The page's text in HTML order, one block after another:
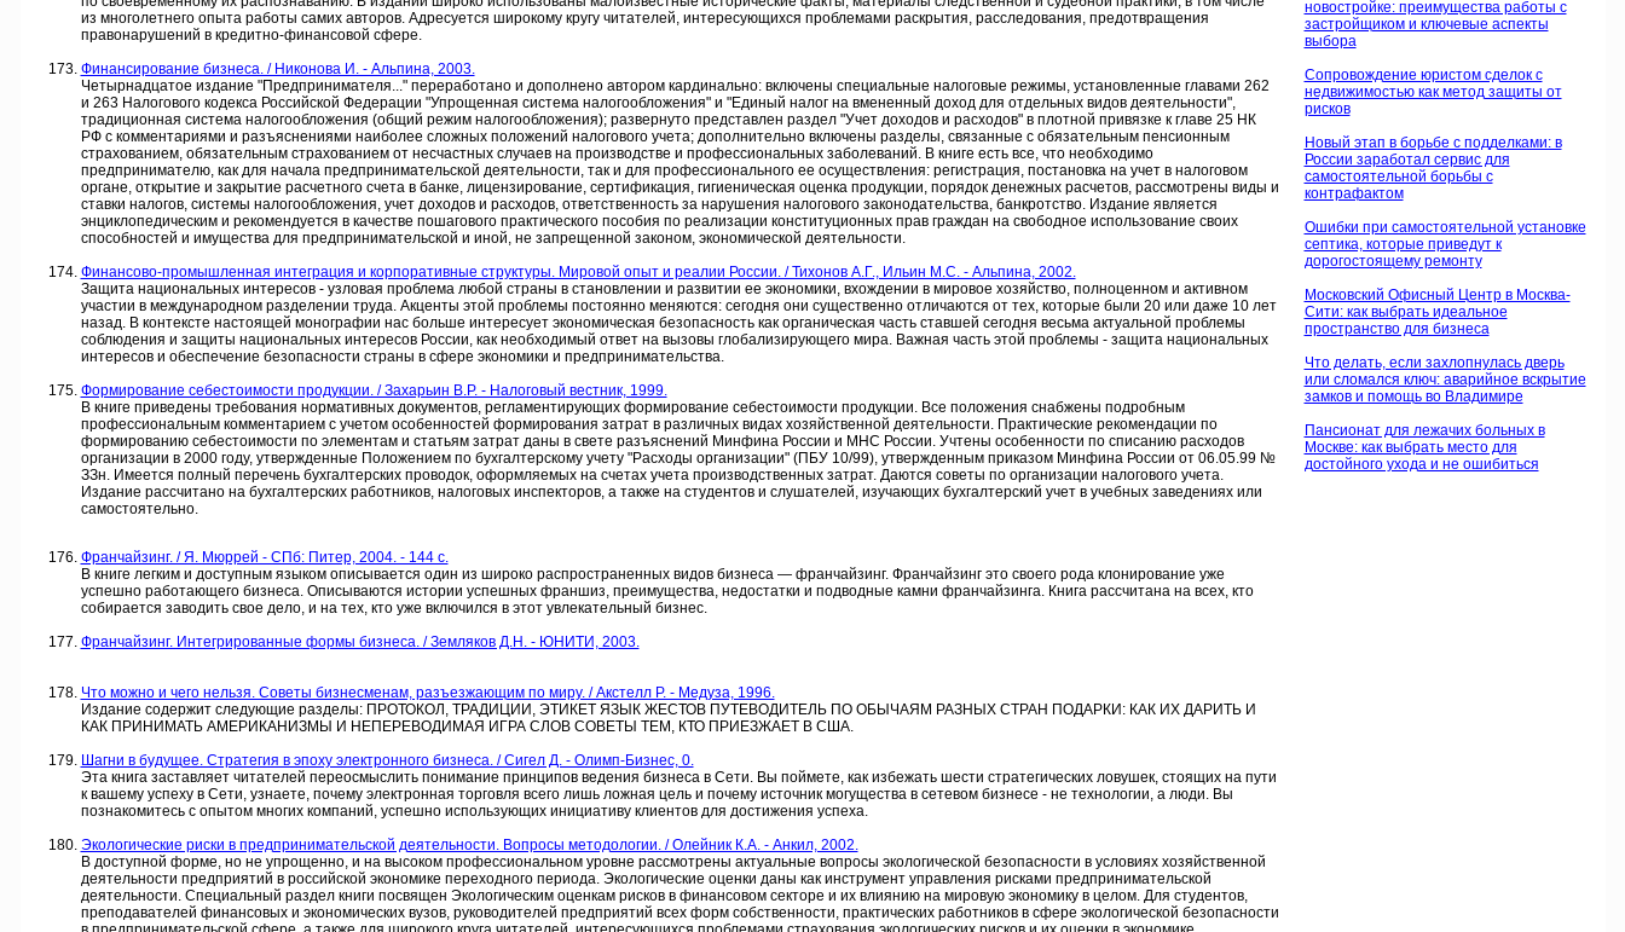
из многолетнего опыта работы самих авторов. Адресуется широкому кругу читателей, интересующихся проблемами раскрытия, расследования, предотвращения
правонарушений в кредитно-финансовой сфере.
Финансирование бизнеса. / Никонова И. - Альпина, 2003.
Четырнадцатое издание "Предпринимателя..." переработано и дополнено автором кардинально: включены специальные налоговые режимы, установленные главами 262
и 263 Налогового кодекса Российской Федерации "Упрощенная система налогообложения" и "Единый налог на вмененный доход для отдельных видов деятельности",
традиционная система налогообложения (общий режим налогообложения); развернуто представлен раздел "Учет доходов и расходов" в плотной привязке к главе 25 НК
РФ с комментариями и разъяснениями наиболее сложных положений налогового учета; дополнительно включены разделы, связанные с обязательным пенсионным
страхованием, обязательным страхованием от несчастных случаев на производстве и профессиональных заболеваний. В книге есть все, что необходимо
предпринимателю, как для начала предпринимательской деятельности, так и для профессионального ее осуществления: регистрация, постановка на учет в налоговом
органе, открытие и закрытие расчетного счета в банке, лицензирование, сертификация, гигиеническая оценка продукции, порядок денежных расчетов, рассмотрены виды и
ставки налогов, системы налогообложения, учет доходов и расходов, ответственность за нарушения налогового законодательства, банкротство. Издание является
энциклопедическим и рекомендуется в качестве пошагового практического пособия по реализации конституционных прав граждан на свободное использование своих
способностей и имущества для предпринимательской и иной, не запрещенной законом, экономической деятельности.
Финансово-промышленная интеграция и корпоративные структуры. Мировой опыт и реалии России. / Тихонов А.Г., Ильин М.С. - Альпина, 2002.
Защита национальных интересов - узловая проблема любой страны в становлении и развитии ее экономики, вхождении в мировое хозяйство, полноценном и активном
участии в международном разделении труда. Акценты этой проблемы постоянно меняются: сегодня они существенно отличаются от тех, которые были 20 или даже 10 лет
назад. В контексте настоящей монографии нас больше интересует экономическая безопасность как органическая часть ставшей сегодня весьма актуальной проблемы
соблюдения и защиты национальных интересов России, как необходимый ответ на вызовы глобализирующего мира. Важная часть этой проблемы - защита национальных
интересов и обеспечение безопасности страны в сфере экономики и предпринимательства.
Формирование себестоимости продукции. / Захарьин В.Р. - Налоговый вестник, 1999.
В книге приведены требования нормативных документов, регламентирующих формирование себестоимости продукции. Все положения снабжены подробным
профессиональным комментарием с учетом особенностей формирования затрат в различных видах хозяйственной деятельности. Практические рекомендации по
формированию себестоимости по элементам и статьям затрат даны в свете разъяснений Минфина России и МНС России. Учтены особенности по списанию расходов
организации в 2000 году, утвержденные Положением по бухгалтерскому учету "Расходы организации" (ПБУ 10/99), утвержденным приказом Минфина России от 06.05.99 №
ЗЗн. Имеется полный перечень бухгалтерских проводок, оформляемых на счетах учета производственных затрат. Даются советы по организации налогового учета.
Издание рассчитано на бухгалтерских работников, налоговых инспекторов, а также на студентов и слушателей, изучающих бухгалтерский учет в учебных заведениях или
самостоятельно.
Франчайзинг. / Я. Мюррей - СПб: Питер, 2004. - 144 с.
В книге легким и доступным языком описывается один из широко распространенных видов бизнеса — франчайзинг. Франчайзинг это своего рода клонирование уже
успешно работающего бизнеса. Описываются истории успешных франшиз, преимущества, недостатки и подводные камни франчайзинга. Книга рассчитана на всех, кто
собирается заводить свое дело, и на тех, кто уже включился в этот увлекательный бизнес.
Франчайзинг. Интегрированные формы бизнеса. / Земляков Д.Н. - ЮНИТИ, 2003.
Что можно и чего нельзя. Советы бизнесменам, разъезжающим по миру. / Акстелл Р. - Медуза, 1996.
Издание содержит следующие разделы: ПРОТОКОЛ, ТРАДИЦИИ, ЭТИКЕТ ЯЗЫК ЖЕСТОВ ПУТЕВОДИТЕЛЬ ПО ОБЫЧАЯМ РАЗНЫХ СТРАН ПОДАРКИ: КАК ИХ ДАРИТЬ И
КАК ПРИНИМАТЬ АМЕРИКАНИЗМЫ И НЕПЕРЕВОДИМАЯ ИГРА СЛОВ СОВЕТЫ ТЕМ, КТО ПРИЕЗЖАЕТ В США.
Шагни в будущее. Стратегия в эпоху электронного бизнеса. / Сигел Д. - Олимп-Бизнес, 0.
Эта книга заставляет читателей переосмыслить понимание принципов ведения бизнеса в Сети. Вы поймете, как избежать шести стратегических ловушек, стоящих на пути
к вашему успеху в Сети, узнаете, почему электронная торговля всего лишь ложная цель и почему источник могущества в сетевом бизнесе - не технологии, а люди. Вы
познакомитесь с опытом многих компаний, успешно использующих инициативу клиентов для достижения успеха.
Экологические риски в предпринимательской деятельности. Вопросы методологии. / Олейник К.А. - Анкил, 2002.
В доступной форме, но не упрощенно, и на высоком профессиональном уровне рассмотрены актуальные вопросы экологической безопасности в условиях хозяйственной
деятельности предприятий в российской экономике переходного периода. Экологические оценки даны как инструмент управления рисками предпринимательской
деятельности. Специальный раздел книги посвящен Экологическим оценкам рисков в финансовом секторе и их влиянию на мировую экономику в целом. Для студентов,
преподавателей финансовых и экономических вузов, руководителей предприятий всех форм собственности, практических работников в сфере экологической безопасности
новостройке: преимущества работы с
застройщиком и ключевые аспекты
выбора
Сопровождение юристом сделок с
недвижимостью как метод защиты от
рисков
Новый этап в борьбе с подделками: в
России заработал сервис для
самостоятельной борьбы с
контрафактом
Ошибки при самостоятельной установке
септика, которые приведут к
дорогостоящему ремонту
Московский Офисный Центр в Москва-
Сити: как выбрать идеальное
пространство для бизнеса
Что делать, если захлопнулась дверь
или сломался ключ: аварийное вскрытие
замков и помощь во Владимире
Пансионат для лежачих больных в
Москве: как выбрать место для
достойного ухода и не ошибиться